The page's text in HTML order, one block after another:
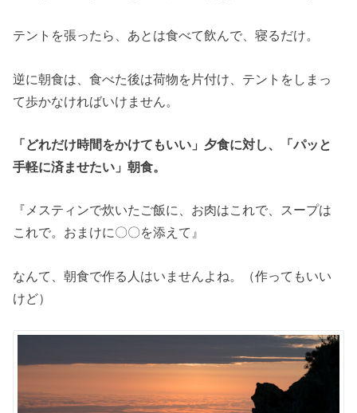
テントを張ったら、あとは食べて飲んで、寝るだけ。
逆に朝食は、食べた後は荷物を片付け、テントをしまっ
て歩かなければいけません。
「どれだけ時間をかけてもいい」夕食に対し、「パッと
手軽に済ませたい」朝食。
『メスティンで炊いたご飯に、お肉はこれで、スープは
これで。おまけに〇〇を添えて』
なんて、朝食で作る人はいませんよね。（作ってもいい
けど）